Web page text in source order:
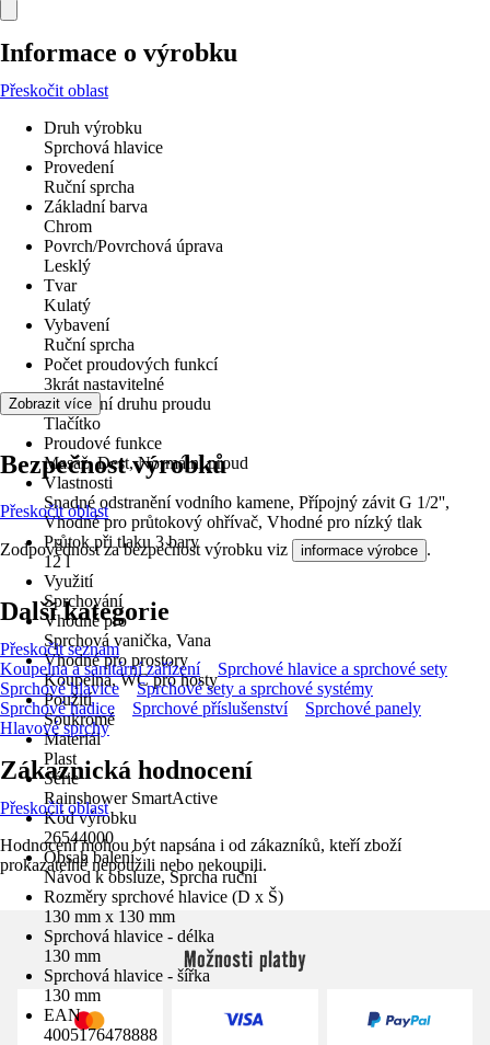
Informace o výrobku
Přeskočit oblast
Druh výrobku
Sprchová hlavice
Provedení
Ruční sprcha
Základní barva
Chrom
Povrch/Povrchová úprava
Lesklý
Tvar
Kulatý
Vybavení
Ruční sprcha
Počet proudových funkcí
3krát nastavitelné
Nastavení druhu proudu
Tlačítko
Proudové funkce
Masáž, Dest, Normální proud
Vlastnosti
Snadné odstranění vodního kamene, Přípojný závit G 1/2'',
Vhodné pro průtokový ohřívač, Vhodné pro nízký tlak
Průtok při tlaku 3 bary
12 l
Využití
Sprchování
Vhodné pro
Sprchová vanička, Vana
Vhodné pro prostory
Koupelna, WC pro hosty
Použití
Soukromé
Materiál
Plast
Série
Rainshower SmartActive
Kód výrobku
26544000
Obsah balení
Návod k obsluze, Sprcha ruční
Rozměry sprchové hlavice (D x Š)
130 mm x 130 mm
Sprchová hlavice - délka
130 mm
Sprchová hlavice - šířka
130 mm
EAN
4005176478888
Zobrazit více
Bezpečnost výrobků
Přeskočit oblast
Zodpovědnost za bezpečnost výrobku viz informace výrobce .
Další kategorie
Přeskočit seznam
Koupelna a sanitární zařízení
Sprchové hlavice a sprchové sety
Sprchové hlavice
Sprchové sety a sprchové systémy
Sprchové hadice
Sprchové příslušenství
Sprchové panely
Hlavové sprchy
Zákaznická hodnocení
Přeskočit oblast
Hodnocení mohou být napsána i od zákazníků, kteří zboží
prokazatelně nepoužili nebo nekoupili.
Možnosti platby